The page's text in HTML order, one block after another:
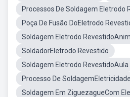
Processos De Soldagem Eletrodo
Poça De Fusão DoEletrodo
Soldagem Eletrodo
SoldadorEletrodo Revestido
Soldagem Eletrodo RevestidoAula
Processo De
Soldagem Em ZiguezagueCom